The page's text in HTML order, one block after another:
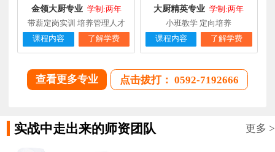
金领大厨专业 学制:两年
带薪定岗实训 培养管理人才
课程内容
了解学费
大厨精英专业 学制:两年
小班教学 定向培养
课程内容
了解学费
查看更多专业 点击拔打： 0592-7192666
实战中走出来的师资团队 更多 >